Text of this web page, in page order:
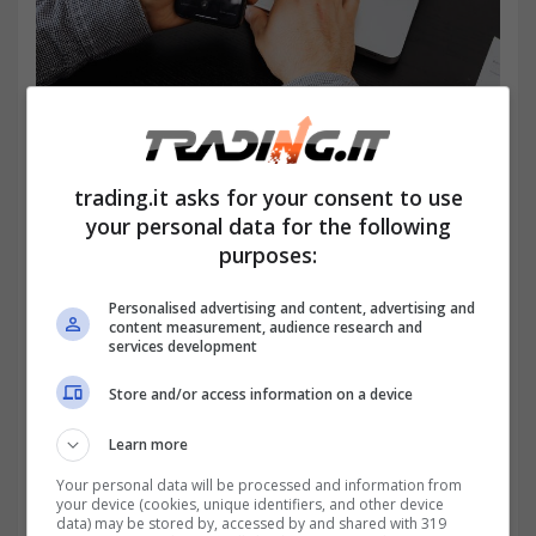
Le 3 fintech che detengono il primato nel mondo
(trading.it)
Fiserv, invece, è una multinazionale
trading.it asks for your consent to use
your personal data for the following
purposes:
Personalised advertising and content, advertising and
content measurement, audience research and
services development
Store and/or access information on a device
Learn more
Your personal data will be processed and information from
your device (cookies, unique identifiers, and other device
data) may be stored by, accessed by and shared with 319